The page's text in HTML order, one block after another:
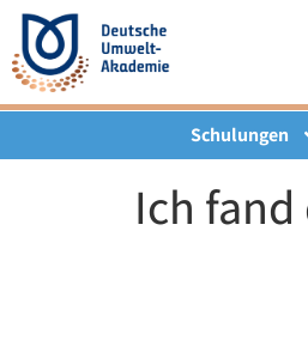
Schulungen
Ich